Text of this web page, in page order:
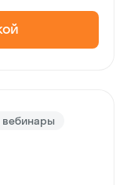
вебинары